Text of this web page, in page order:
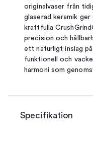
originalvaser från
glaserad keramik
kraftfulla
precision och
ett naturligt inslag
funktionell och
harmoni som
Specifikation